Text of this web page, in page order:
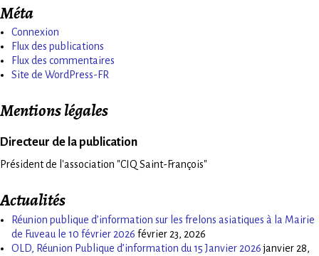
Méta
Connexion
Flux des publications
Flux des commentaires
Site de WordPress-FR
Mentions légales
Directeur de la publication
Président de l'association "CIQ Saint-François"
Actualités
Réunion publique d’information sur les frelons asiatiques à la Mairie
de Fuveau le 10 février 2026 février 23, 2026
OLD, Réunion Publique d’information du 15 Janvier 2026 janvier 28,